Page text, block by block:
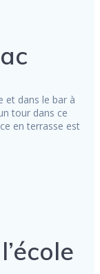
et dans le bar à
tour dans ce
en terrasse est